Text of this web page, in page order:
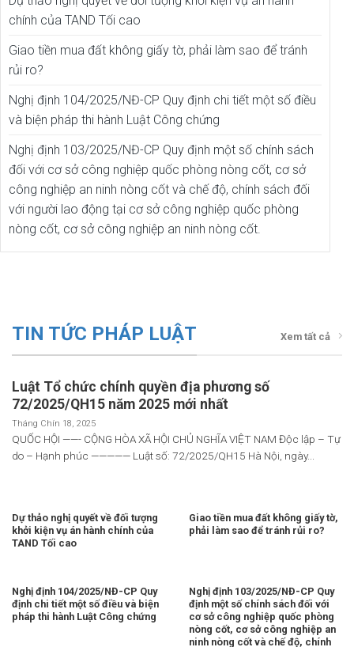
chính của TAND Tối cao
Giao tiền mua đất không giấy tờ, phải làm sao để tránh
rủi ro?
Nghị định 104/2025/NĐ-CP Quy định chi tiết một số điều
và biện pháp thi hành Luật Công chứng
Nghị định 103/2025/NĐ-CP Quy định một số chính sách
đối với cơ sở công nghiệp quốc phòng nòng cốt, cơ sở
công nghiệp an ninh nòng cốt và chế độ, chính sách đối
với người lao động tại cơ sở công nghiệp quốc phòng
nòng cốt, cơ sở công nghiệp an ninh nòng cốt.
TIN TỨC PHÁP LUẬT Xem tất cả
Luật Tổ chức chính quyền địa phương số
72/2025/QH15 năm 2025 mới nhất
Tháng Chín 18, 2025
QUỐC HỘI ——- CỘNG HÒA XÃ HỘI CHỦ NGHĨA VIỆT NAM Độc lập – Tự
do – Hạnh phúc ————— Luật số: 72/2025/QH15 Hà Nội, ngày...
Dự thảo nghị quyết về đối tượng
khởi kiện vụ án hành chính của
TAND Tối cao
Giao tiền mua đất không giấy tờ,
phải làm sao để tránh rủi ro?
Nghị định 104/2025/NĐ-CP Quy
định chi tiết một số điều và biện
pháp thi hành Luật Công chứng
Nghị định 103/2025/NĐ-CP Quy
định một số chính sách đối với
cơ sở công nghiệp quốc phòng
nòng cốt, cơ sở công nghiệp an
ninh nòng cốt và chế độ, chính